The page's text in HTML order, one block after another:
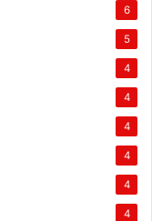
6
5
4
4
4
4
4
4